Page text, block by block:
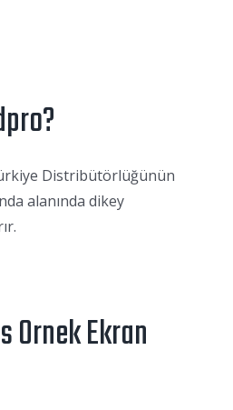
Distribütörlüğünün
alanında dikey
Ornek Ekran